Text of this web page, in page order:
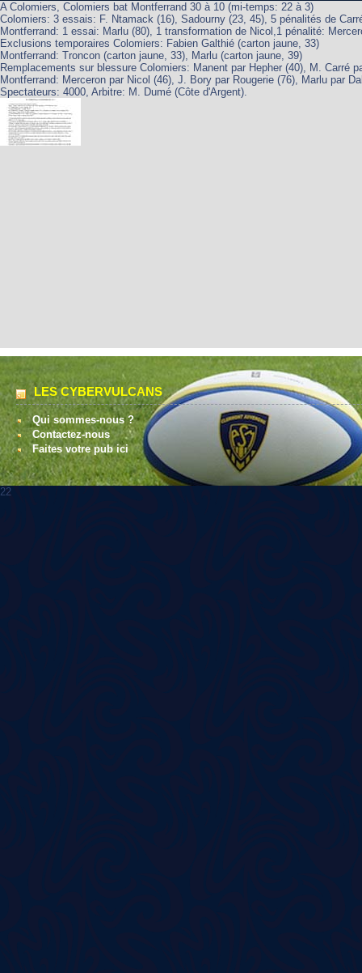
A Colomiers, Colomiers bat Montferrand 30 à 10 (mi-temps: 22 à 3)
Colomiers: 3 essais: F. Ntamack (16), Sadourny (23, 45), 5 pénalités de
Montferrand: 1 essai: Marlu (80), 1 transformation de Nicol,1 pénalité:
Exclusions temporaires Colomiers: Fabien Galthié (carton jaune, 33)
Montferrand: Troncon (carton jaune, 33), Marlu (carton jaune, 39)
Remplacements sur blessure Colomiers: Manent par Hepher (40), M. Carré
Montferrand: Merceron par Nicol (46), J. Bory par Rougerie (76), Marlu par
Spectateurs: 4000, Arbitre: M. Dumé (Côte d'Argent).
LES CYBERVULCANS
Qui sommes-nous ?
Contactez-nous
Faites votre pub ici
22